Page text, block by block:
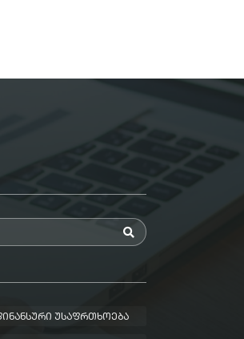
ᲣᲡᲐᲤᲠᲗᲮᲝᲔᲑᲐ